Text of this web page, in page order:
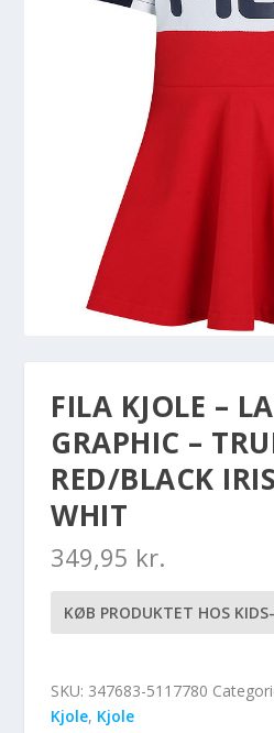
FILA KJOLE –
GRAPHIC –
RED/BLACK
WHIT
349,95 kr.
KØB PRODUKTET HOS
SKU: 347683-5117780
Kjole, Kjole